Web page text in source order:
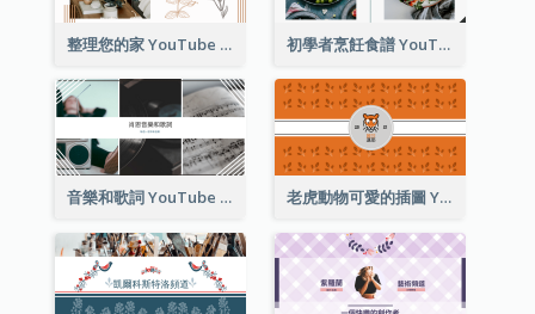
整理您的家 YouTube 頻道圖片 初學者烹飪食譜 YouTube 頻道圖片
音樂和歌詞 YouTube 頻道圖片 老虎動物可愛的插圖 YouTube 頻道圖片